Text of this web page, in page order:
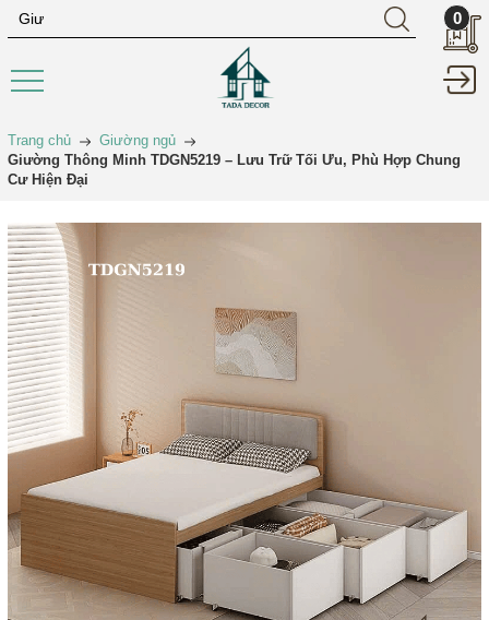
0
Trang chủ
Giường ngủ
Giường Thông Minh TDGN5219 – Lưu Trữ Tối Ưu, Phù Hợp Chung
Cư Hiện Đại